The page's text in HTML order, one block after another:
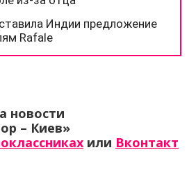
новости
– Киев»
или Вконтакт